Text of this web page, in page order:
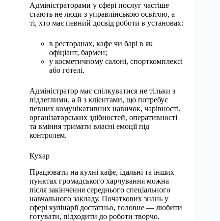
Адміністраторами у сфері послуг частіше
стають не люди з управлінською освітою, а
ті, хто має певний досвід роботи в установах:
в ресторанах, кафе чи барі в як
офіціант, бармен;
у косметичному салоні, спорткомплексі
або готелі.
Адміністратор має спілкуватися не тільки з
підлеглими, а й з клієнтами, що потребує
певних комунікативних навичок, чарівності,
організаторських здібностей, оперативності
та вміння тримати власні емоції під
контролем.
Кухар
Працювати на кухні кафе, їдальні та інших
пунктах громадського харчування можна
після закінчення середнього спеціального
навчального закладу. Початкових знань у
сфері кулінарії достатньо, головне — любити
готувати, підходити до роботи творчо.